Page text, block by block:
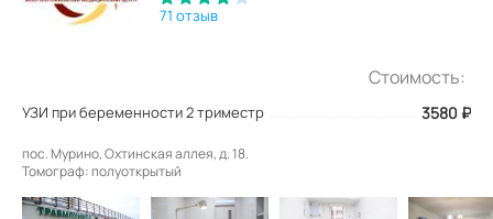
71 отзыв
Стоимость:
УЗИ при беременности 2 триместр 3580 ₽
пос. Мурино, Охтинская аллея, д. 18.
Томограф: полуоткрытый